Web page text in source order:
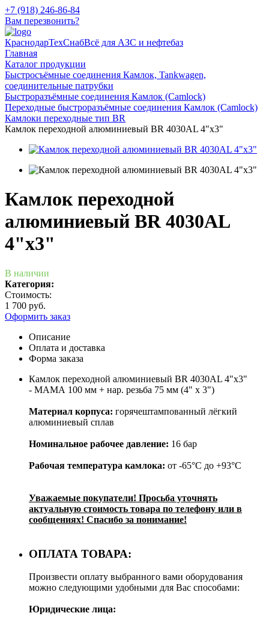
+7 (918) 246-86-84
Вам перезвонить?
КраснодарТехСнабВсё для АЗС и нефтебаз
Главная
Каталог продукции
Быстросъёмные соединения Камлок, Tankwagen,
соединительные патрубки
Быстроразъёмные соединения Камлок (Camlock)
Переходные быстроразъёмные соединения Камлок (Camlock)
Камлоки переходные тип BR
Камлок переходной алюминиевый BR 4030AL 4"x3"
Камлок переходной
алюминиевый BR 4030AL
4"x3"
В наличии
Категория:
Стоимость:
1 700 руб.
Оформить заказ
Описание
Оплата и доставка
Форма заказа
Камлок переходной алюминиевый BR 4030AL 4"x3"
- МАМА 100 мм + нар. резьба 75 мм (4" х 3")
Материал корпуса: горячештампованный лёгкий
алюминиевый сплав
Номинальное рабочее давление: 16 бар
Рабочая температура камлока: от -65°C до +93°C
Уважаемые покупатели! Просьба уточнять
актуальную стоимость товара по телефону или в
сообщениях! Спасибо за понимание!
ОПЛАТА ТОВАРА:
Произвести оплату выбранного вами оборудования
можно следующими удобными для Вас способами:
Юридические лица: